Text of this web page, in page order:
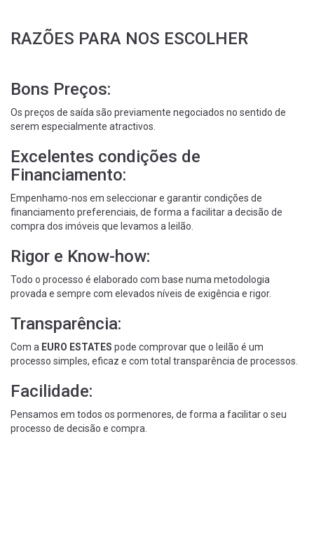
RAZÕES PARA NOS ESCOLHER
Bons Preços:
Os preços de saída são previamente negociados no sentido de
serem especialmente atractivos.
Excelentes condições de
Financiamento:
Empenhamo-nos em seleccionar e garantir condições de
financiamento preferenciais, de forma a facilitar a decisão de
compra dos imóveis que levamos a leilão.
Rigor e Know-how:
Todo o processo é elaborado com base numa metodologia
provada e sempre com elevados níveis de exigência e rigor.
Transparência:
Com a EURO ESTATES pode comprovar que o leilão é um
processo simples, eficaz e com total transparência de processos.
Facilidade:
Pensamos em todos os pormenores, de forma a facilitar o seu
processo de decisão e compra.